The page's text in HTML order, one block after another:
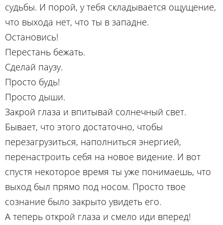
судьбы. И порой, у тебя складывается ощущение,
что выхода нет, что ты в западне.
Остановись!
Перестань бежать.
Сделай паузу.
Просто будь!
Просто дыши.
Закрой глаза и впитывай солнечный свет.
Бывает, что этого достаточно, чтобы
перезагрузиться, наполниться энергией,
перенастроить себя на новое видение. И вот
спустя некоторое время ты уже понимаешь, что
выход был прямо под носом. Просто твое
сознание было закрыто увидеть его.
А теперь открой глаза и смело иди вперед!